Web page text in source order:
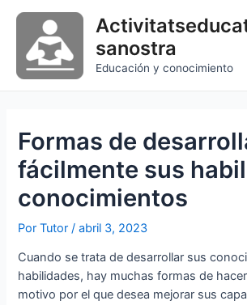
contenido
sanostra
Educación y conocimiento
Formas de
fácilmente sus
conocimientos
PorTutor/abril 3, 2023
Cuando se trata de desarrollar sus
habilidades, hay muchas formas de
motivo por el que desea mejorar sus